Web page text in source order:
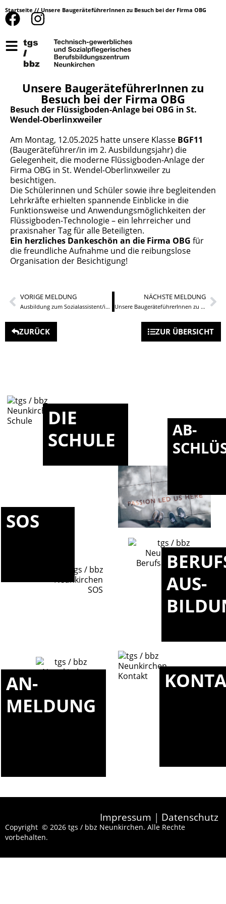
Startseite // Unsere BaugeräteführerInnen zu Besuch bei der Firma OBG
Unsere BaugeräteführerInnen zu
Besuch bei der Firma OBG
Besuch der Flüssigboden-Anlage bei OBG in St.
Wendel-Oberlinxweiler
Am Montag, 12.05.2025 hatte unsere Klasse BGF11
(Baugeräteführer/in im 2. Ausbildungsjahr) die
Gelegenheit, die moderne Flüssigboden-Anlage der
Firma OBG in St. Wendel-Oberlinxweiler zu
besichtigen.
Die Schülerinnen und Schüler sowie ihre begleitenden
Lehrkräfte erhielten spannende Einblicke in die
Funktionsweise und Anwendungsmöglichkeiten der
Flüssigboden-Technologie – ein lehrreicher und
praxisnaher Tag für alle Beteiligten.
Ein herzliches Dankeschön an die Firma OBG für
die freundliche Aufnahme und die reibungslose
Organisation der Besichtigung!
VORIGE MELDUNG
Ausbildung zum Sozialassistent/in mit Schwerpunkt Heilerziehungspflege
NÄCHSTE MELDUNG
Unsere BaugeräteführerInnen zu Besuch bei der Volvo in Konz
ZURÜCK ZUR ÜBERSICHT
DIE
SCHULE
AB-
SOS
AUS-
AN-
MELDUNG
Copyright © 2026 tgs / bbz Neunkirchen. Alle Rechte
vorbehalten.
Impressum | Datenschutz